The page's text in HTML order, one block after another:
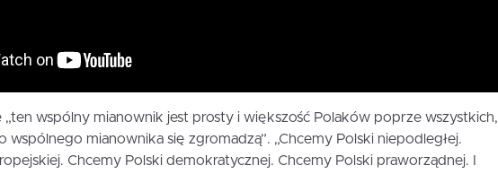
„ten wspólny mianownik jest prosty i większość Polaków poprze wszystkich,
wspólnego mianownika się zgromadzą”. „Chcemy Polski niepodległej.
Chcemy Polski demokratycznej. Chcemy Polski praworządnej. I